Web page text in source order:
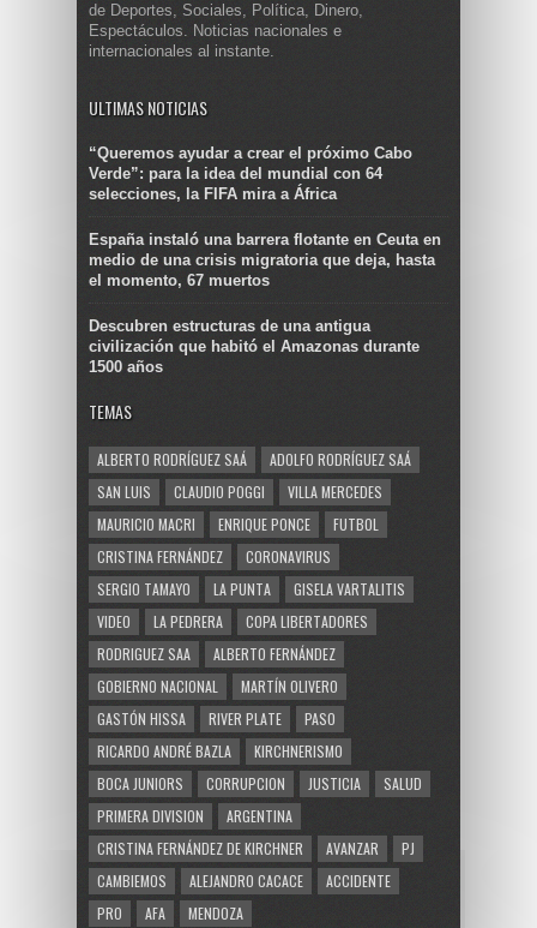
de Deportes, Sociales, Política, Dinero,
Espectáculos. Noticias nacionales e
internacionales al instante.
ULTIMAS NOTICIAS
“Queremos ayudar a crear el próximo Cabo
Verde”: para la idea del mundial con 64
selecciones, la FIFA mira a África
España instaló una barrera flotante en Ceuta en
medio de una crisis migratoria que deja, hasta
el momento, 67 muertos
Descubren estructuras de una antigua
civilización que habitó el Amazonas durante
1500 años
TEMAS
ALBERTO RODRÍGUEZ SAÁ
ADOLFO RODRÍGUEZ SAÁ
SAN LUIS
CLAUDIO POGGI
VILLA MERCEDES
MAURICIO MACRI
ENRIQUE PONCE
FUTBOL
CRISTINA FERNÁNDEZ
CORONAVIRUS
SERGIO TAMAYO
LA PUNTA
GISELA VARTALITIS
VIDEO
LA PEDRERA
COPA LIBERTADORES
RODRIGUEZ SAA
ALBERTO FERNÁNDEZ
GOBIERNO NACIONAL
MARTÍN OLIVERO
GASTÓN HISSA
RIVER PLATE
PASO
RICARDO ANDRÉ BAZLA
KIRCHNERISMO
BOCA JUNIORS
CORRUPCION JUSTICIA
SALUD
PRIMERA DIVISION
ARGENTINA
CRISTINA FERNÁNDEZ DE KIRCHNER
AVANZAR
PJ
CAMBIEMOS
ALEJANDRO CACACE
ACCIDENTE
PRO
AFA MENDOZA